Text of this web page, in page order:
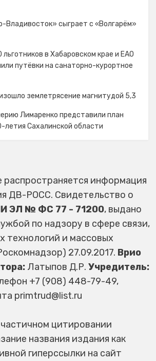
Владивосток» сыграет с «Волгарём»
льготников в Хабаровском крае и ЕАО
путёвки на санаторно-курортное
землетрясение магнитудой 5,3
Лимаренко представили план
летия Сахалинской области
распространяется информация
ДВ-РОСС. Свидетельство о
ЭЛ № ФС 77 - 71200, выдано
по надзору в сфере связи,
технологий и массовых
27.09.2017. Врио
Латыпов Д.Р. Учредитель:
+7 (908) 448-79-49,
primtrud@list.ru
цитировании
названия издания как
гиперссылки на сайт